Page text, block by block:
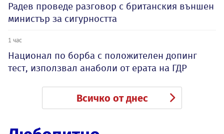
Радев проведе разговор с британския външен
министър за сигурността
1 час
Национал по борба с положителен допинг
тест, използвал анаболи от ерата на ГДР
Всичко от днес